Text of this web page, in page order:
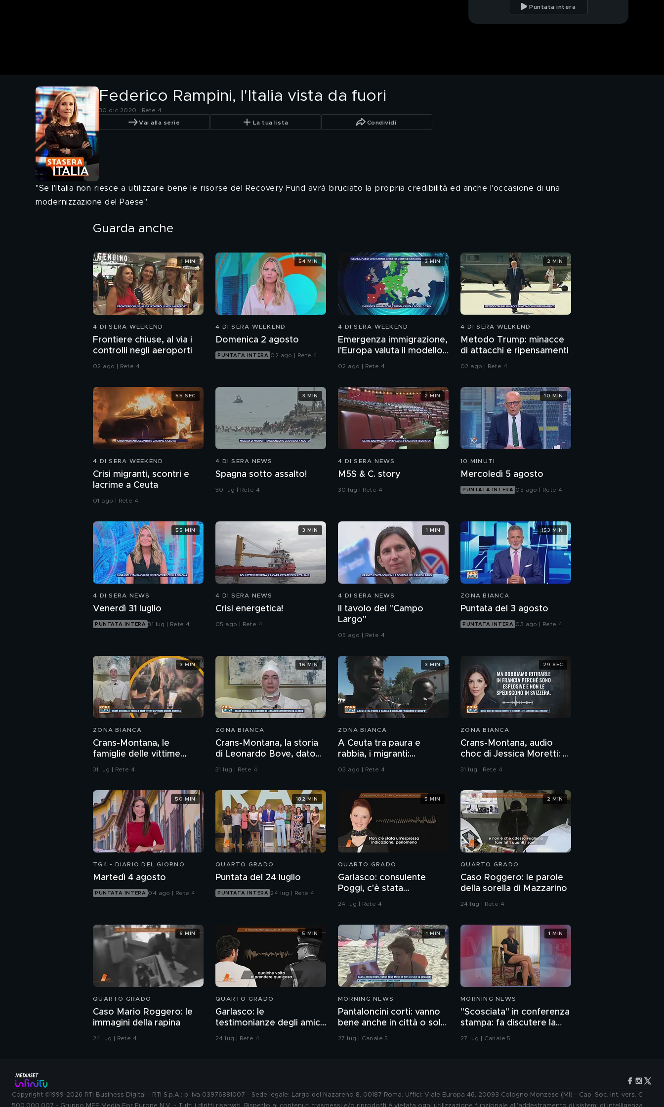
fuochi d'artificio
Il voto ai politici: Salvini
e Meloni
Il voto ai politici: Silvio
Puntata intera
Federico Rampini, l'Italia vista da fuori
30 dic 2020 | Rete 4
Vai alla serie La tua lista Condividi
"Se l'Italia non riesce a utilizzare bene le risorse del Recovery Fund avrà bruciato la propria credibilità ed anche l'occasione di una
modernizzazione del Paese".
Guarda anche
4 DI SERA WEEKEND
Frontiere chiuse, al via i
controlli negli aeroporti
02 ago | Rete 4
1 MIN
4 DI SERA WEEKEND
Domenica 2 agosto
PUNTATA INTERA 02 ago | Rete 4
54 MIN
4 DI SERA WEEKEND
Emergenza immigrazione,
l'Europa valuta il modello
02 ago | Rete 4
3 MIN
4 DI SERA WEEKEND
Metodo Trump: minacce
di attacchi e ripensamenti
02 ago | Rete 4
2 MIN
4 DI SERA WEEKEND
Crisi migranti, scontri e
lacrime a Ceuta
01 ago | Rete 4
55 SEC
4 DI SERA NEWS
Spagna sotto assalto!
30 lug | Rete 4
3 MIN
4 DI SERA NEWS
M5S & C. story
30 lug | Rete 4
2 MIN
10 MINUTI
Mercoledì 5 agosto
PUNTATA INTERA 05 ago | Rete 4
10 MIN
4 DI SERA NEWS
Venerdì 31 luglio
PUNTATA INTERA 31 lug | Rete 4
55 MIN
4 DI SERA NEWS
Crisi energetica!
05 ago | Rete 4
3 MIN
4 DI SERA NEWS
Il tavolo del "Campo
Largo"
05 ago | Rete 4
1 MIN
ZONA BIANCA
Puntata del 3 agosto
PUNTATA INTERA 03 ago | Rete 4
153 MIN
ZONA BIANCA
Crans-Montana, le
famiglie delle vittime
aspettano ancora
31 lug | Rete 4
3 MIN
ZONA BIANCA
Crans-Montana, la storia
di Leonardo Bove, dato
per disperso nel rogo
31 lug | Rete 4
16 MIN
ZONA BIANCA
A Ceuta tra paura e
rabbia, i migranti:
"Sognamo l'Europa"
03 ago | Rete 4
3 MIN
ZONA BIANCA
Crans-Montana, audio
choc di Jessica Moretti: "I
bengala? Fatti arrivare
31 lug | Rete 4
29 SEC
TG4 - DIARIO DEL GIORNO
Martedì 4 agosto
PUNTATA INTERA 04 ago | Rete 4
50 MIN
QUARTO GRADO
Puntata del 24 luglio
PUNTATA INTERA 24 lug | Rete 4
182 MIN
QUARTO GRADO
Garlasco: consulente
Poggi, c'è stata
contaminazione sulle
24 lug | Rete 4
5 MIN
QUARTO GRADO
Caso Roggero: le parole
della sorella di Mazzarino
24 lug | Rete 4
2 MIN
QUARTO GRADO
Caso Mario Roggero: le
immagini della rapina
24 lug | Rete 4
6 MIN
QUARTO GRADO
Garlasco: le
testimonianze degli amici
di Marco Poggi
24 lug | Rete 4
5 MIN
MORNING NEWS
Pantaloncini corti: vanno
bene anche in città o solo
in spiaggia?
27 lug | Canale 5
1 MIN
MORNING NEWS
"Scosciata" in conferenza
stampa: fa discutere la
vicesindaca di Livorno
27 lug | Canale 5
1 MIN
Copyright ©1999-2026 RTI Business Digital - RTI S.p.A.: p. iva 03976881007 - Sede legale: Largo del Nazareno 8, 00187 Roma. Uffici: Viale Europa 46, 20093 Cologno Monzese (MI) - Cap. Soc. int. vers. €